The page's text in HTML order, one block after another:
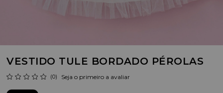
VESTIDO TULE BORDADO PÉROLAS
(0) Seja o primeiro a avaliar